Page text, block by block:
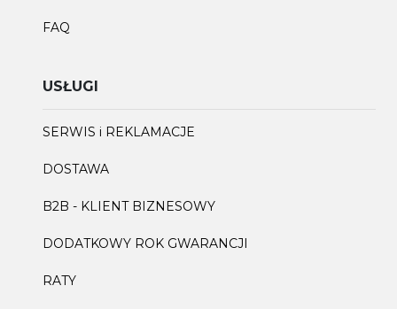
FAQ
USŁUGI
SERWIS i REKLAMACJE
DOSTAWA
B2B - KLIENT BIZNESOWY
DODATKOWY ROK GWARANCJI
RATY